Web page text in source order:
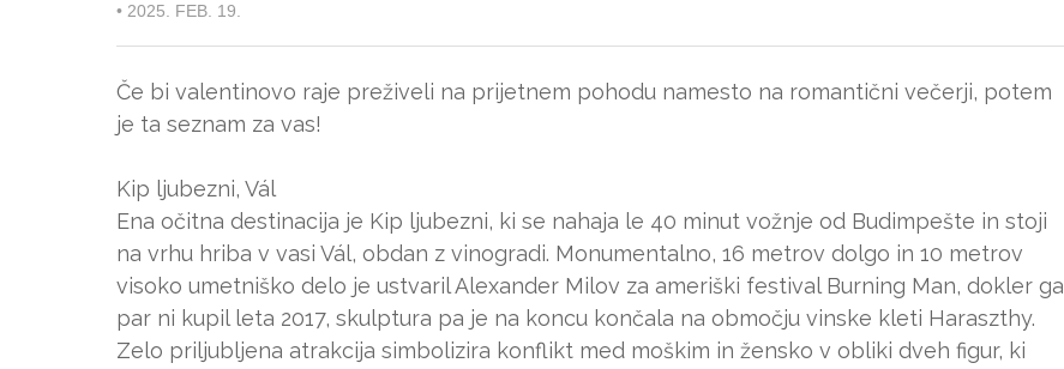
• 2025. FEB. 19.
Če bi valentinovo raje preživeli na prijetnem pohodu namesto na romantični večerji, potem
je ta seznam za vas!
Kip ljubezni, Vál
Ena očitna destinacija je Kip ljubezni, ki se nahaja le 40 minut vožnje od Budimpešte in stoji
na vrhu hriba v vasi Vál, obdan z vinogradi. Monumentalno, 16 metrov dolgo in 10 metrov
visoko umetniško delo je ustvaril Alexander Milov za ameriški festival Burning Man, dokler ga
par ni kupil leta 2017, skulptura pa je na koncu končala na območju vinske kleti Haraszthy.
Zelo priljubljena atrakcija simbolizira konflikt med moškim in žensko v obliki dveh figur, ki